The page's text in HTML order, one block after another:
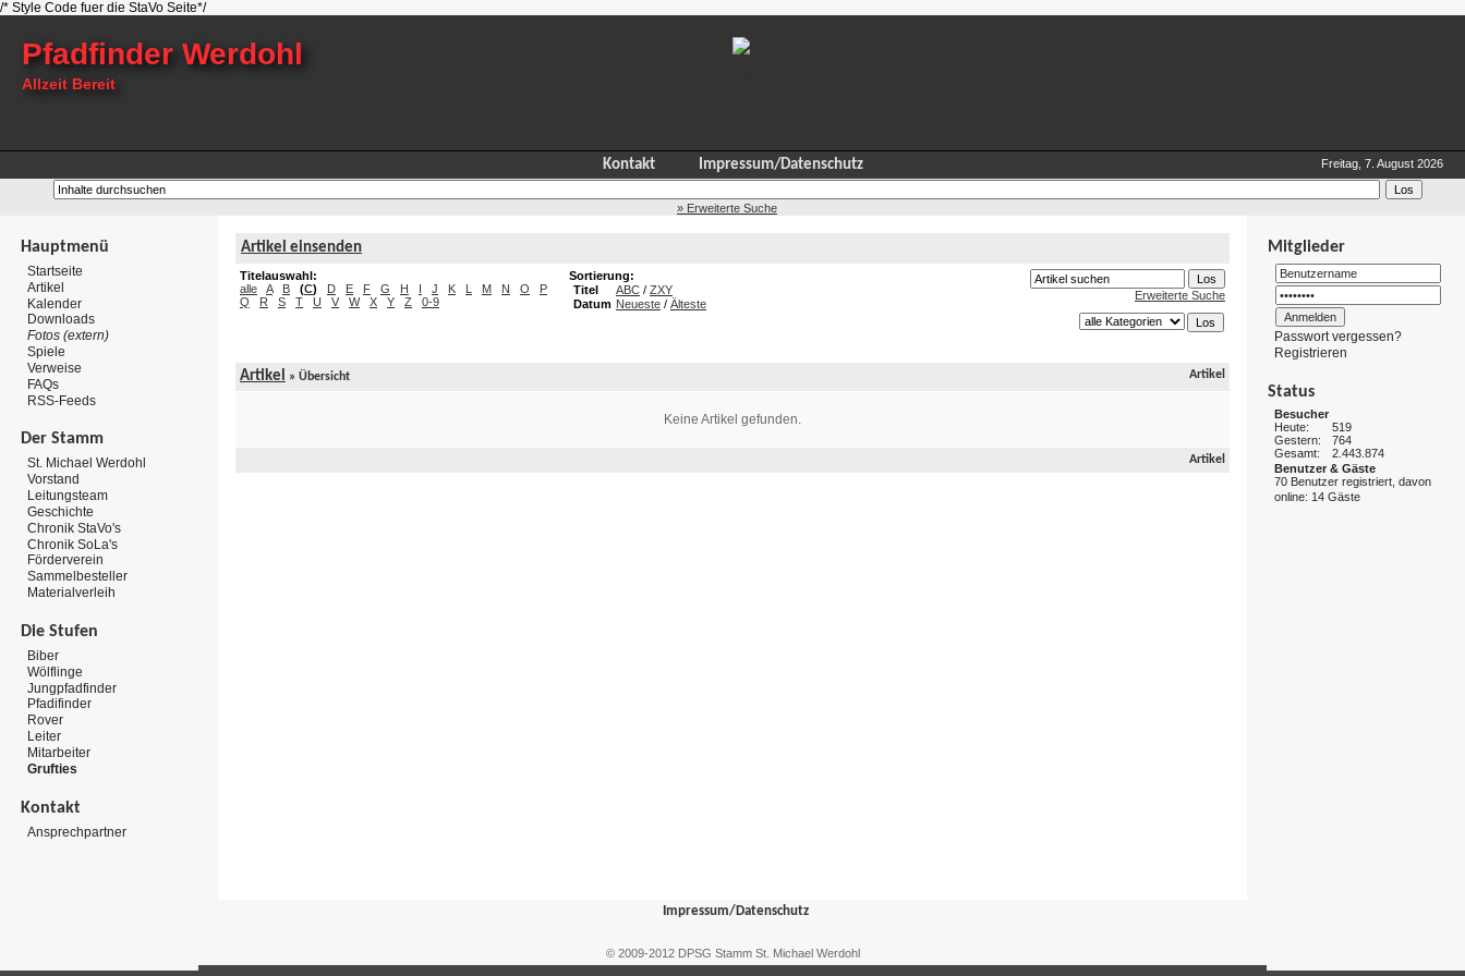
/* Style Code fuer die StaVo Seite*/
Pfadfinder Werdohl
Allzeit Bereit
Kontakt Impressum/Datenschutz
» Erweiterte Suche
Freitag, 7. August 2026
Hauptmenü
Startseite
Artikel
Kalender
Downloads
Fotos (extern)
Spiele
Verweise
FAQs
RSS-Feeds
Der Stamm
St. Michael Werdohl
Vorstand
Leitungsteam
Geschichte
Chronik StaVo's
Chronik SoLa's
Förderverein
Sammelbesteller
Materialverleih
Die Stufen
Biber
Wölflinge
Jungpfadfinder
Pfadifinder
Rover
Leiter
Mitarbeiter
Grufties
Kontakt
Ansprechpartner
Artikel einsenden
Titelauswahl:
alle
A B (C) D E F G H I J K L M N O
P
Q
R S T U V W X Y Z 0-9
Sortierung:
Titel
ABC / ZXY
Datum Neueste / Älteste
Erweiterte Suche
Artikel » Übersicht Artikel
Keine Artikel gefunden.
Artikel
Mitglieder
Passwort vergessen?
Registrieren
Status
Besucher
Heute:
519
Gestern:
764
Gesamt:
2.443.874
Benutzer & Gäste
70 Benutzer registriert, davon
online: 14 Gäste
Impressum/Datenschutz
© 2009-2012 DPSG Stamm St. Michael Werdohl